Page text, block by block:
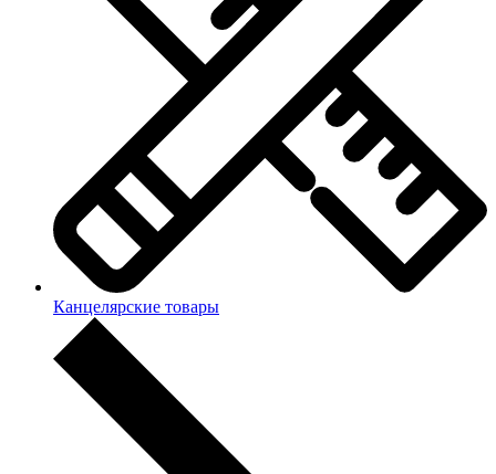
Канцелярские товары